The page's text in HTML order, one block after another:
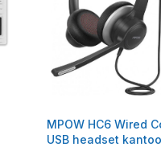
MPOW HC6 Wired
USB headset